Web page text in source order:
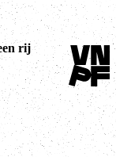
rij
Terug